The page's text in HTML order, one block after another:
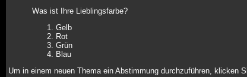
Was ist Ihre Lieblingsfarbe?
Gelb
Rot
Grün
Blau
Um in einem neuen Thema ein Abstimmung durchzuführen, klicken